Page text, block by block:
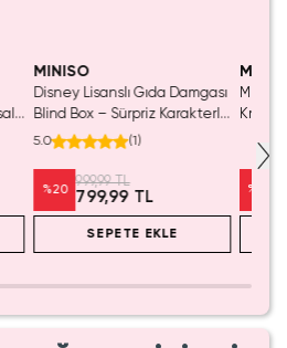
MINISO
Disney Lisanslı Gıda Damgası
Blind Box – Sürpriz Karakterli
Eğlenceli Sunum
5.0 (1)
%20
999,99 TL
799,99 TL
SEPETE EKLE
Miniso
Kristal
%